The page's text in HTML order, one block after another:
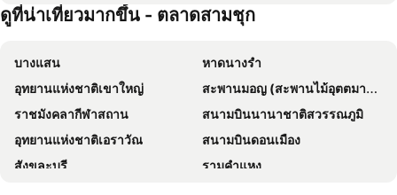
ดูที่น่าเที่ยวมากขึ้น - ตลาดสามชุก
บางแสน
หาดนางรำ
อุทยานแห่งชาติเขาใหญ่
สะพานมอญ (สะพานไม้อุตตมานุสรณ์)
ราชมังคลากีฬาสถาน
สนามบินนานาชาติสวรรณภูมิ
อุทยานแห่งชาติเอราวัณ
สนามบินดอนเมือง
สังขละบุรี
รามคำแหง